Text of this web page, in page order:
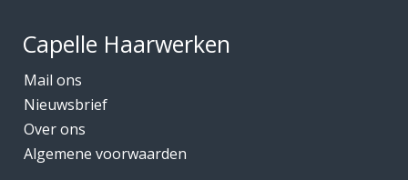
Capelle Haarwerken
Mail ons
Nieuwsbrief
Over ons
Algemene voorwaarden